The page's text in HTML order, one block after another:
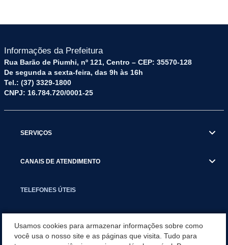
Informações da Prefeitura
Rua Barão de Piumhi, nº 121, Centro – CEP: 35570-128
De segunda a sexta-feira, das 9h às 16h
Tel.: (37) 3329-1800
CNPJ: 16.784.720/0001-25
SERVIÇOS
CANAIS DE ATENDIMENTO
TELEFONES ÚTEIS
Usamos cookies para armazenar informações sobre como
você usa o nosso site e as páginas que visita. Tudo para